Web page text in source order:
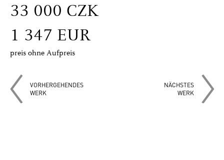
33 000 CZK
1 347 EUR
preis ohne Aufpreis
VORHERGEHENDES
WERK
NÄCHSTES
WERK